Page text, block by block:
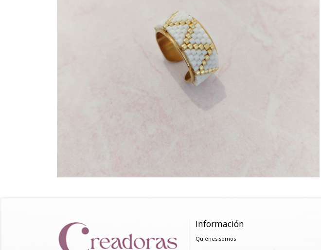
Información
Quiénes somos